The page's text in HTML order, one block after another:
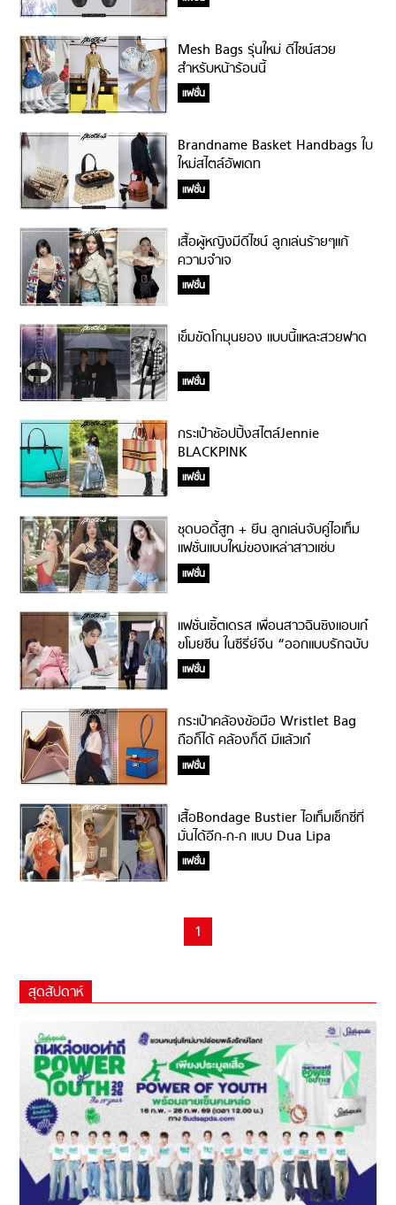
Mesh Bags รุ่นใหม่ ดีไซน์สวย
สำหรับหน้าร้อนนี้
แฟชั่น
Brandname Basket Handbags ใบ
ใหม่สไตล์อัพเดท
แฟชั่น
เสื้อผู้หญิงมีดีไซน์ ลูกเล่นร้ายๆแก้
ความจำเจ
แฟชั่น
เข็มขัดโกมุนยอง แบบนี้แหละสวยฟาด
แฟชั่น
กระเป๋าช้อปปิ้งสไตล์Jennie
BLACKPINK
แฟชั่น
ชุดบอดี้สูท + ยีน ลูกเล่นจับคู่ไอเท็ม
แฟชั่นแบบใหม่ของเหล่าสาวแซ่บ
แฟชั่น
แฟชั่นเชิ้ตเดรส เพื่อนสาวฉินชิงแอบเก๋
ขโมยซีน ในซีรี่ย์จีน “ออกแบบรักฉบับ
พิเศษ”
แฟชั่น
กระเป๋าคล้องข้อมือ Wristlet Bag
ถือก็ได้ คล้องก็ดี มีแล้วเก๋
แฟชั่น
เสื้อBondage Bustier ไอเท็มเซ็กซี่ที่
มั่นได้อีก-ก-ก แบบ Dua Lipa
แฟชั่น
1
สุดสัปดาห์